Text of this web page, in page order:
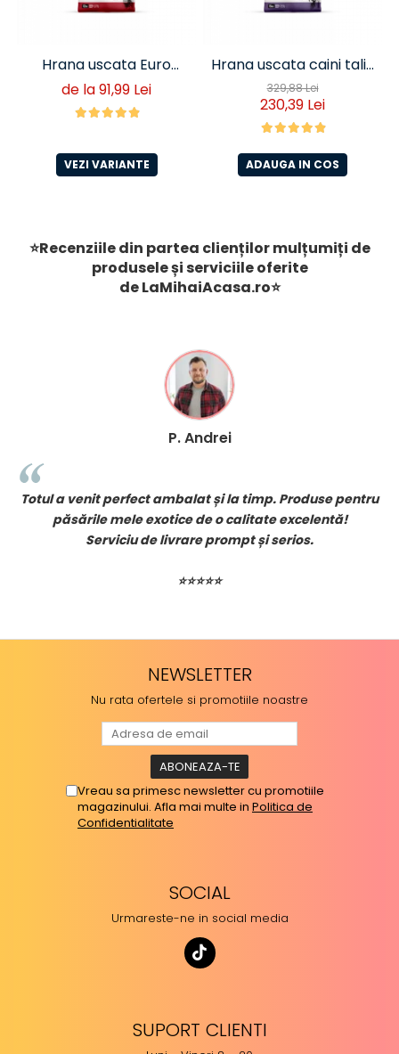
Hrana uscata Euro
Premium Senior Miel si
Orez
de la 91,99 Lei
VEZI VARIANTE
Hrana uscata caini talie
foarte mare Euro
Premium Giant Adult pui
si orez 15 Kg
329,88 Lei
230,39 Lei
ADAUGA IN COS
⭐Recenziile din partea clienților mulțumiți de
produsele și serviciile oferite
deLaMihaiAcasa.ro⭐
P. Andrei
Totul a venit perfect ambalat și la timp. Produse pentru
păsările mele exotice de o calitate excelentă!
Serviciu de livrare prompt și serios.
⭐⭐⭐⭐⭐
NEWSLETTER
Nu rata ofertele si promotiile noastre
Vreau sa primesc newsletter cu promotiile
magazinului. Afla mai multe in Politica de
Confidentialitate
SOCIAL
Urmareste-ne in social media
SUPORT CLIENTI